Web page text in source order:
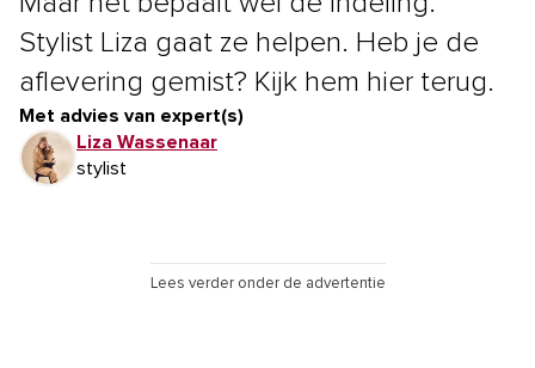
Stylist Liza gaat ze helpen. Heb je de
aflevering gemist? Kijk hem hier terug.
Met advies van expert(s)
Liza Wassenaar
stylist
Lees verder onder de advertentie